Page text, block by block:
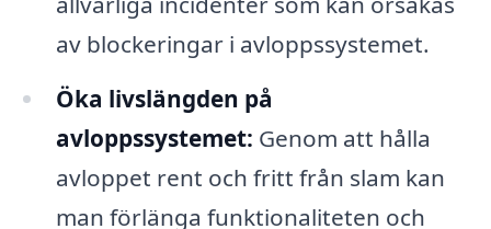
av blockeringar i avloppssystemet.
Öka livslängden på
avloppssystemet: Genom att hålla
avloppet rent och fritt från slam kan
man förlänga funktionaliteten och